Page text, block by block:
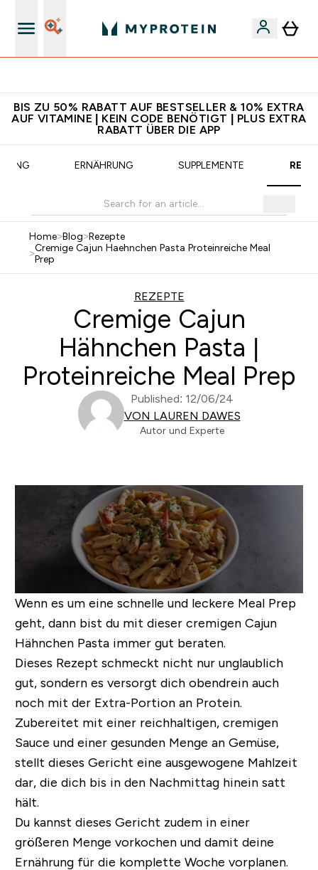
BIS ZU 50% RABATT AUF BESTSELLER & 10% EXTRA
AUF VITAMINE | KEIN CODE BENÖTIGT | PLUS EXTRA
RABATT ÜBER DIE APP
ERNÄHRUNG SUPPLEMENTE
Home>Blog>Rezepte
>Cremige Cajun Haehnchen Pasta Proteinreiche Meal
Prep
REZEPTE
Cremige Cajun
Hähnchen Pasta |
Proteinreiche Meal Prep
Published: 12/06/24
VON LAUREN DAWES
Autor und Experte
Wenn es um eine schnelle und leckere Meal Prep
geht, dann bist du mit dieser cremigen Cajun
Hähnchen Pasta immer gut beraten.
Dieses Rezept schmeckt nicht nur unglaublich
gut, sondern es versorgt dich obendrein auch
noch mit der Extra-Portion an Protein.
Zubereitet mit einer reichhaltigen, cremigen
Sauce und einer gesunden Menge an Gemüse,
stellt dieses Gericht eine ausgewogene Mahlzeit
dar, die dich bis in den Nachmittag hinein satt
hält.
Du kannst dieses Gericht zudem in einer
größeren Menge vorkochen und damit deine
Ernährung für die komplette Woche vorplanen.